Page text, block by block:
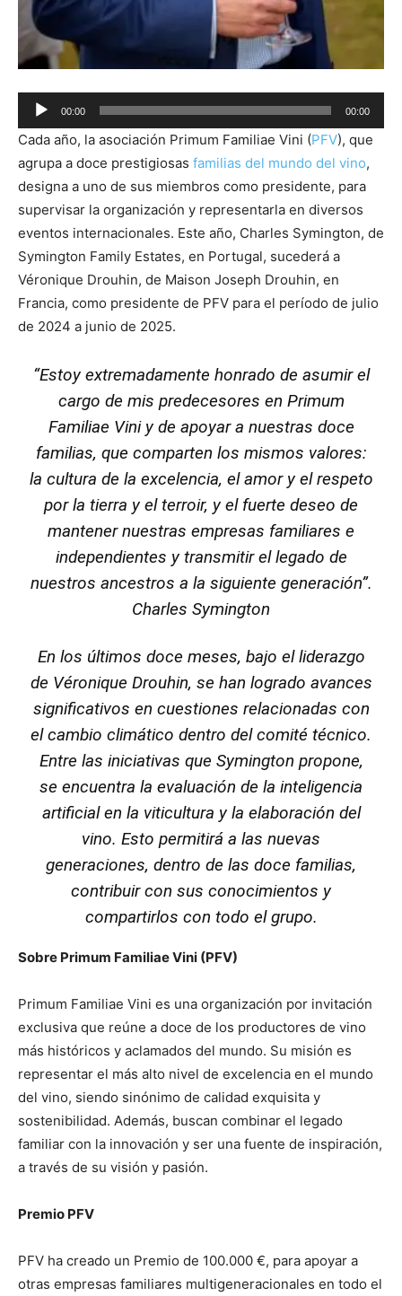
Audio
Player
00:00 00:00
Cada año, la asociación Primum Familiae Vini (PFV), que
agrupa a doce prestigiosas familias del mundo del vino,
designa a uno de sus miembros como presidente, para
supervisar la organización y representarla en diversos
eventos internacionales. Este año, Charles Symington, de
Symington Family Estates, en Portugal, sucederá a
Véronique Drouhin, de Maison Joseph Drouhin, en
Francia, como presidente de PFV para el período de julio
de 2024 a junio de 2025.
“Estoy extremadamente honrado de asumir el
cargo de mis predecesores en Primum
Familiae Vini y de apoyar a nuestras doce
familias, que comparten los mismos valores:
la cultura de la excelencia, el amor y el respeto
por la tierra y el terroir, y el fuerte deseo de
mantener nuestras empresas familiares e
independientes y transmitir el legado de
nuestros ancestros a la siguiente generación”.
Charles Symington
En los últimos doce meses, bajo el liderazgo
de Véronique Drouhin, se han logrado avances
significativos en cuestiones relacionadas con
el cambio climático dentro del comité técnico.
Entre las iniciativas que Symington propone,
se encuentra la evaluación de la inteligencia
artificial en la viticultura y la elaboración del
vino. Esto permitirá a las nuevas
generaciones, dentro de las doce familias,
contribuir con sus conocimientos y
compartirlos con todo el grupo.
Sobre Primum Familiae Vini (PFV)
Primum Familiae Vini es una organización por invitación
exclusiva que reúne a doce de los productores de vino
más históricos y aclamados del mundo. Su misión es
representar el más alto nivel de excelencia en el mundo
del vino, siendo sinónimo de calidad exquisita y
sostenibilidad. Además, buscan combinar el legado
familiar con la innovación y ser una fuente de inspiración,
a través de su visión y pasión.
Premio PFV
PFV ha creado un Premio de 100.000 €, para apoyar a
otras empresas familiares multigeneracionales en todo el